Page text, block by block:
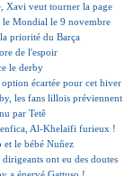
Xavi veut tourner la page
le Mondial le 9 novembre
priorité du Barça
de l'espoir
le derby
écartée pour cet hiver
les fans lillois préviennent
par Tetê
Al-Khelaïfi furieux !
et le bébé Nuñez
ont eu des doutes